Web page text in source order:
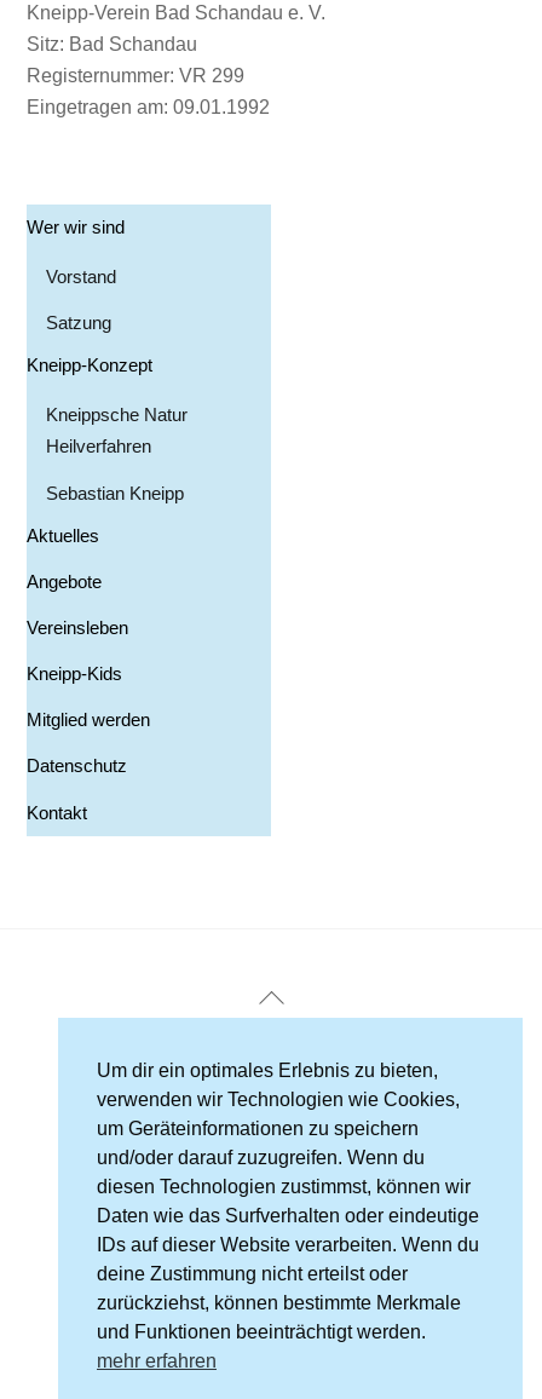
Kneipp-Verein Bad Schandau e. V.
Sitz: Bad Schandau
Registernummer: VR 299
Eingetragen am: 09.01.1992
Wer wir sind
Vorstand
Satzung
Kneipp-Konzept
Kneippsche Natur
Heilverfahren
Sebastian Kneipp
Aktuelles
Angebote
Vereinsleben
Kneipp-Kids
Mitglied werden
Datenschutz
Kontakt
Back
To
Datenschutz/Cookie-Richtlinie
Kontakt
Kneipp-Verein Bad Schandau und Umgebung e. V.
Marktplatz 4
01814 Bad Schandau
Telefon 035022/40626
Um dir ein optimales Erlebnis zu bieten,
verwenden wir Technologien wie Cookies,
um Geräteinformationen zu speichern
und/oder darauf zuzugreifen. Wenn du
diesen Technologien zustimmst, können wir
Daten wie das Surfverhalten oder eindeutige
IDs auf dieser Website verarbeiten. Wenn du
deine Zustimmung nicht erteilst oder
zurückziehst, können bestimmte Merkmale
und Funktionen beeinträchtigt werden.
mehr erfahren